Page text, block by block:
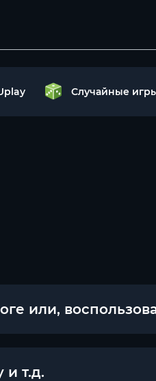
Случайные
или,
т.д.